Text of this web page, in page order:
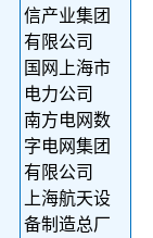
信产业集团
有限公司
国网上海市
电力公司
南方电网数
字电网集团
有限公司
上海航天设
备制造总厂